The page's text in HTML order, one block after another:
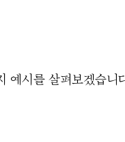
예시를 살펴보겠습니